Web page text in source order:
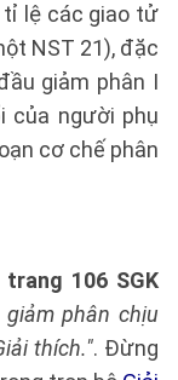
tỉ lệ các giao tử
NST 21), đặc
giảm phân I
của người phụ
cơ chế phân
106 SGK
giảm phân chịu
thích.". Đừng